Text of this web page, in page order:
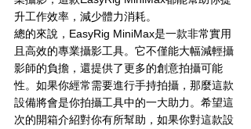
升工作效率，減少體力消耗。
總的來說，EasyRig MiniMax是一款非常實用
且高效的專業攝影工具。它不僅能大幅減輕攝
影師的負擔，還提供了更多的創意拍攝可能
性。如果你經常需要進行手持拍攝，那麼這款
設備將會是你拍攝工具中的一大助力。希望這
次的開箱介紹對你有所幫助，如果你對這款設